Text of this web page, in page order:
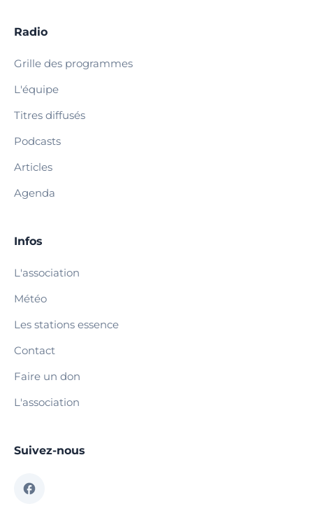
Radio
Grille des programmes
L'équipe
Titres diffusés
Podcasts
Articles
Agenda
Infos
L'association
Météo
Les stations essence
Contact
Faire un don
L'association
Suivez-nous